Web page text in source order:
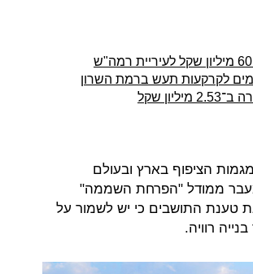
לקרקעות תעש ברמת השרון
הציפוף בארץ ובעולם
ממודל "הפרחת השממה"
טענת התושבים כי יש לשמור על
רוויה.